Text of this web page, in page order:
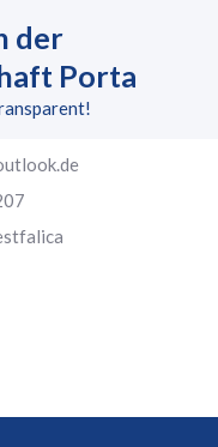
der
Porta